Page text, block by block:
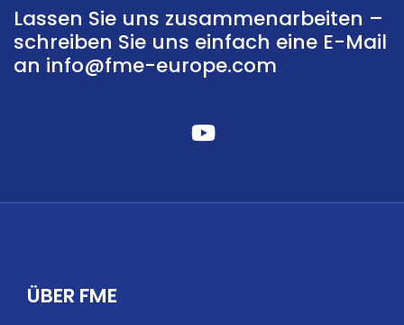
Lassen Sie uns zusammenarbeiten –
schreiben Sie uns einfach eine E-Mail
an info@fme-europe.com
youtube
ÜBER FME